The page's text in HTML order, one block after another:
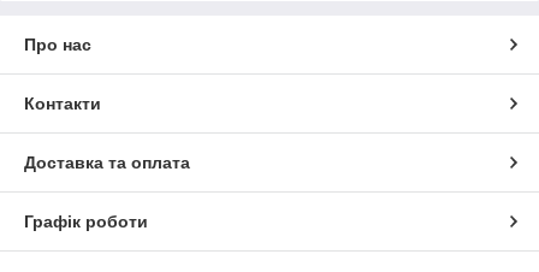
Про нас
Контакти
Доставка та оплата
Графік роботи